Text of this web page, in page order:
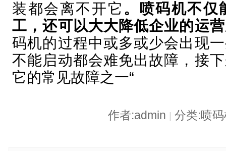
装都会离不开它 。喷码机不仅
工，还可以大大降低企业的运
码机的过程中或多或少会出现
不能启动都会难免出故障，接
它的常见故障之一“
作者:admin 分类:喷